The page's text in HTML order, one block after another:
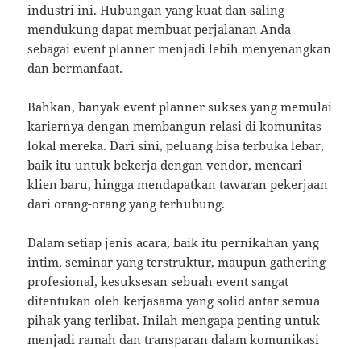
industri ini. Hubungan yang kuat dan saling
mendukung dapat membuat perjalanan Anda
sebagai event planner menjadi lebih menyenangkan
dan bermanfaat.
Bahkan, banyak event planner sukses yang memulai
kariernya dengan membangun relasi di komunitas
lokal mereka. Dari sini, peluang bisa terbuka lebar,
baik itu untuk bekerja dengan vendor, mencari
klien baru, hingga mendapatkan tawaran pekerjaan
dari orang-orang yang terhubung.
Dalam setiap jenis acara, baik itu pernikahan yang
intim, seminar yang terstruktur, maupun gathering
profesional, kesuksesan sebuah event sangat
ditentukan oleh kerjasama yang solid antar semua
pihak yang terlibat. Inilah mengapa penting untuk
menjadi ramah dan transparan dalam komunikasi